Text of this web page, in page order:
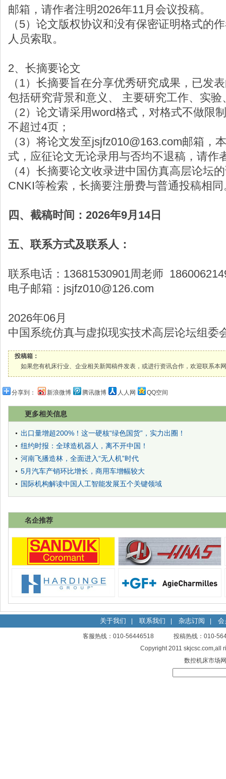
邮箱，请作者注明2026年11月会议投稿。
（5）论文版权协议和没有保密证明格式的
人员索取。
2、长摘要论文
（1）长摘要旨在分享优秀研究成果，已发
包括研究背景和意义、 主要研究工作、实验
（2）论文请采用word格式，对格式不做限
不超过4页；
（3）将论文发至jsjfz010@163.com邮箱，
式，应征论文无论录用与否均不退稿，请作
（4）长摘要论文收录进中国仿真高层论坛
CNKI等检索，长摘要注册费与普通投稿相同
四、截稿时间：2026年9月14日
五、联系方式及联系人：
联系电话：13681530901周老师
电子邮箱：jsjfz010@126.com
2026年06月
中国系统仿真与虚拟现实技术高层论坛组委
投稿箱：
如果您有机床行业、企业相关新闻稿件发表，或进行资讯合作，欢迎联系本
分享到： 新浪微博 腾讯微博 人人网 QQ空间
更多相关信息
出口量增超200%！这一硬核“绿色国货”，实力出圈！
纽约时报：全球造机器人，离不开中国！
河南飞播造林，全面进入“无人机”时代
5月汽车产销环比增长，商用车增幅较大
国际机构解读中国人工智能发展五个关键领域
名企推荐
关于我们 联系我们 杂志订阅 会
客服热线：010-56446518 投稿热线：
Copyright 2011
数控机床市场网